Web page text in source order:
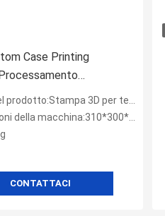
Case Printing
di stampi e lotti.
3D per telecabine a sublimazione
della macchina:310*300*150MM
CONTATTACI